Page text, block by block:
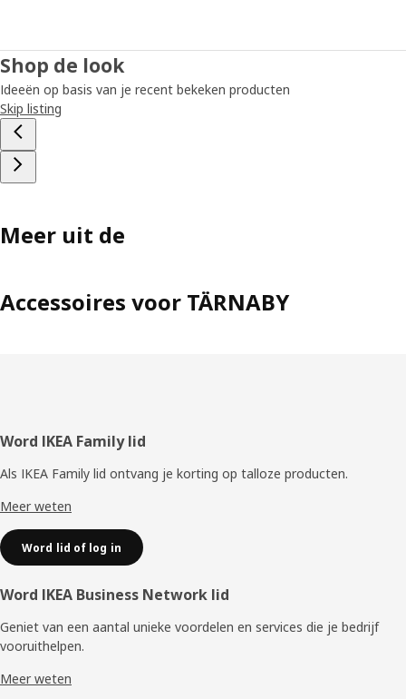
Shop de look
Ideeën op basis van je recent bekeken producten
Skip listing
Meer uit de
Accessoires voor TÄRNABY
Voettekst
Word IKEA Family lid
Als IKEA Family lid ontvang je korting op talloze producten.
Meer weten
Word lid of log in
Word IKEA Business Network lid
Geniet van een aantal unieke voordelen en services die je bedrijf
vooruithelpen. ​
Meer weten